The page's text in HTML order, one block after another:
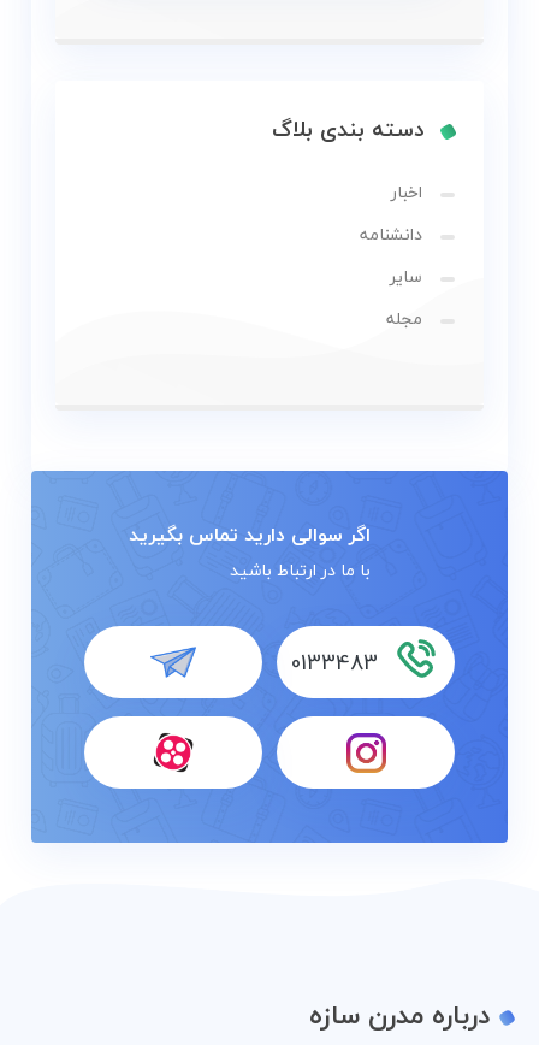
دسته بندی بلاگ
اخبار
دانشنامه
سایر
مجله
اگر سوالی دارید تماس بگیرید
با ما در ارتباط باشید
0133483
درباره مدرن سازه